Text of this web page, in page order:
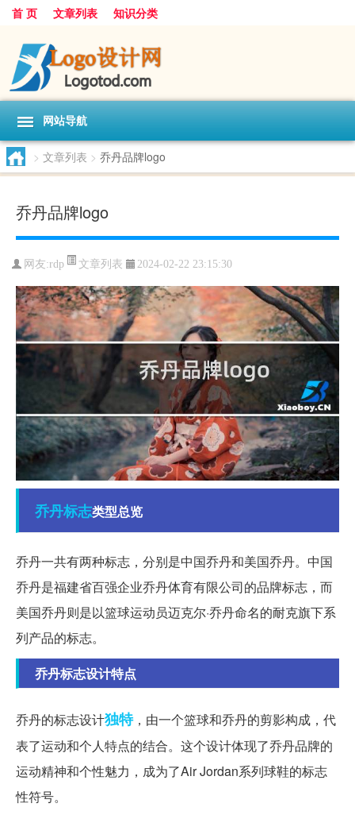
首 页 文章列表 知识分类
网站导航
> 文章列表 > 乔丹品牌logo
乔丹品牌logo
网友:rdp 文章列表 2024-02-22 23:15:30
乔丹标志类型总览
乔丹一共有两种标志，分别是中国乔丹和美国乔丹。中国
乔丹是福建省百强企业乔丹体育有限公司的品牌标志，而
美国乔丹则是以篮球运动员迈克尔·乔丹命名的耐克旗下系
列产品的标志。
乔丹标志设计特点
乔丹的标志设计独特，由一个篮球和乔丹的剪影构成，代
表了运动和个人特点的结合。这个设计体现了乔丹品牌的
运动精神和个性魅力，成为了Air Jordan系列球鞋的标志
性符号。